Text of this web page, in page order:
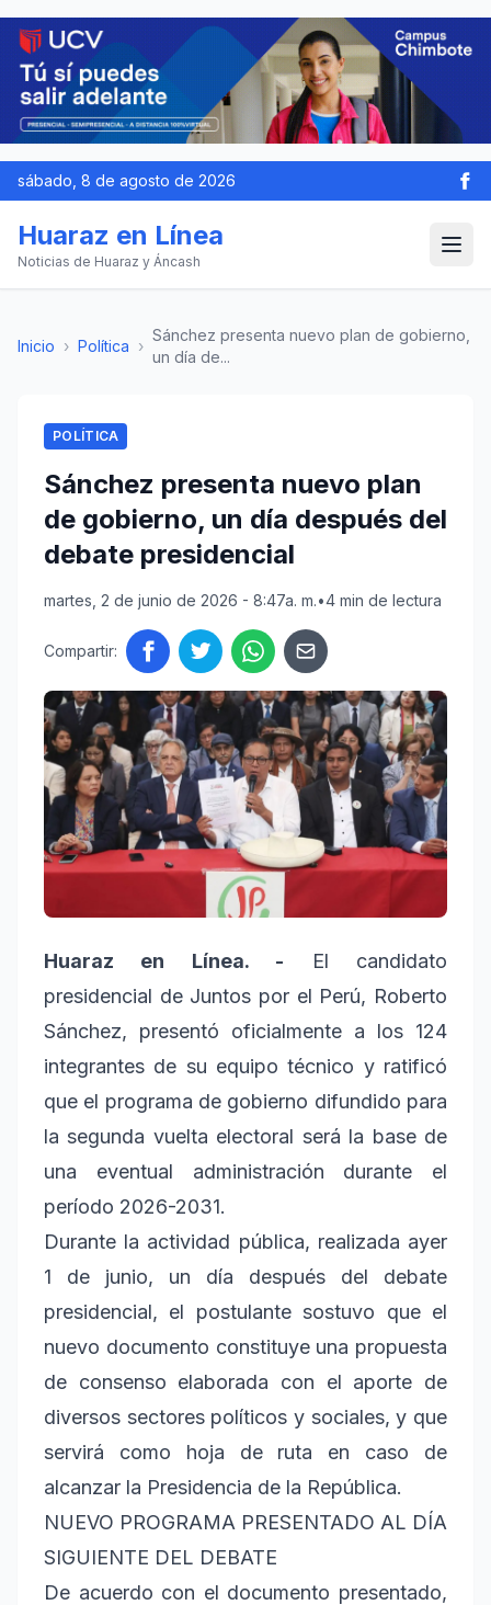
sábado, 8 de agosto de 2026
Huaraz en Línea
Noticias de Huaraz y Áncash
Inicio › Política ›
Sánchez presenta nuevo plan de gobierno,
un día de...
POLÍTICA
Sánchez presenta nuevo plan
de gobierno, un día después del
debate presidencial
martes, 2 de junio de 2026 - 8:47a. m.•4 min de lectura
Compartir:
Huaraz en Línea. - El candidato
presidencial de Juntos por el Perú, Roberto
Sánchez, presentó oficialmente a los 124
integrantes de su equipo técnico y ratificó
que el programa de gobierno difundido para
la segunda vuelta electoral será la base de
una eventual administración durante el
período 2026-2031.
Durante la actividad pública, realizada ayer
1 de junio, un día después del debate
presidencial, el postulante sostuvo que el
nuevo documento constituye una propuesta
de consenso elaborada con el aporte de
diversos sectores políticos y sociales, y que
servirá como hoja de ruta en caso de
alcanzar la Presidencia de la República.
NUEVO PROGRAMA PRESENTADO AL DÍA
SIGUIENTE DEL DEBATE
De acuerdo con el documento presentado,